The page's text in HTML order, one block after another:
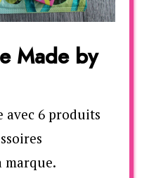
Made by
avec 6 produits
marque.